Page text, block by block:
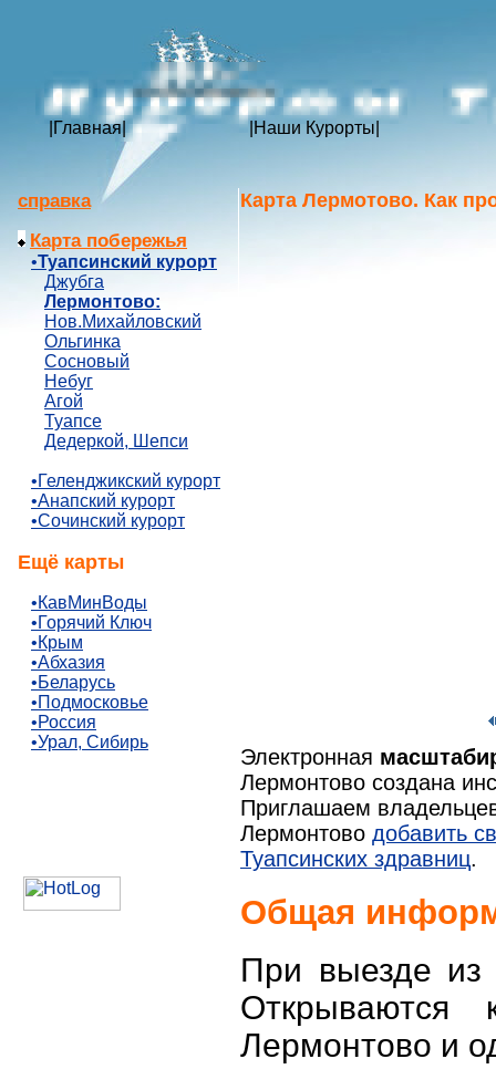
Главная| Наши Курорты
справка
Карта побережья
•Туапсинский курорт
Джубга
Лермонтово:
Нов.Михайловский
Ольгинка
Сосновый
Небуг
Агой
Туапсе
Дедеркой, Шепси
•Геленджикский курорт
•Анапский курорт
•Сочинский курорт
Ещё карты
•КавМинВоды
•Горячий Ключ
•Крым
•Абхазия
•Беларусь
•Подмосковье
•Россия
•Урал, Сибирь
Карта Лермотово. Как
Электронная
Лермонтово создана
Приглашаем
Лермонтово добавить
Туапсинских здравниц.
Общая
При выезде
Лермонтово и